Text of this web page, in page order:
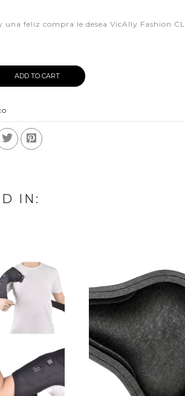
una feliz compra le desea VicAlly Fashion CL
ADD TO CART
IN: